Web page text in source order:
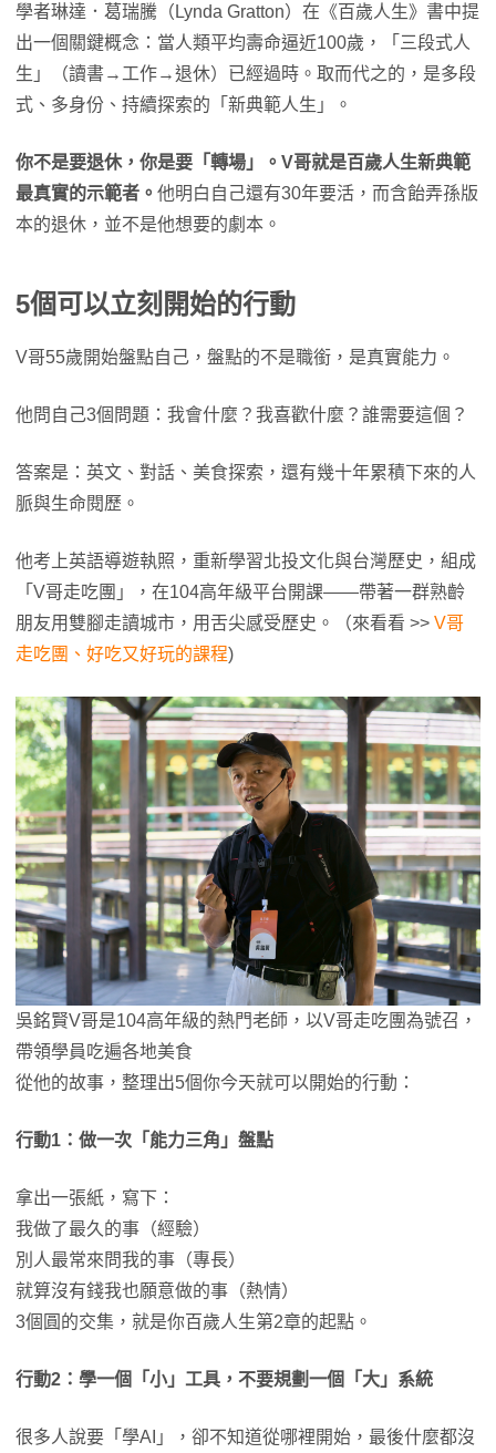
學者琳達．葛瑞騰（Lynda Gratton）在《百歲人生》書中提
出一個關鍵概念：當人類平均壽命逼近100歲，「三段式人
生」（讀書→工作→退休）已經過時。取而代之的，是多段
式、多身份、持續探索的「新典範人生」。
你不是要退休，你是要「轉場」。V哥就是百歲人生新典範
最真實的示範者。 他明白自己還有30年要活，而含飴弄孫版
本的退休，並不是他想要的劇本。
5個可以立刻開始的行動
V哥55歲開始盤點自己，盤點的不是職銜，是真實能力。
他問自己3個問題：我會什麼？我喜歡什麼？誰需要這個？
答案是：英文、對話、美食探索，還有幾十年累積下來的人
脈與生命閱歷。
他考上英語導遊執照，重新學習北投文化與台灣歷史，組成
「V哥走吃團」，在104高年級平台開課——帶著一群熟齡
朋友用雙腳走讀城市，用舌尖感受歷史。（來看看 >> V哥
走吃團、好吃又好玩的課程)
吳銘賢V哥是104高年級的熱門老師，以V哥走吃團為號召，
帶領學員吃遍各地美食
從他的故事，整理出5個你今天就可以開始的行動：
行動1：做一次「能力三角」盤點
拿出一張紙，寫下：
我做了最久的事（經驗）
別人最常來問我的事（專長）
就算沒有錢我也願意做的事（熱情）
3個圓的交集，就是你百歲人生第2章的起點。
行動2：學一個「小」工具，不要規劃一個「大」系統
很多人說要「學AI」，卻不知道從哪裡開始，最後什麼都沒